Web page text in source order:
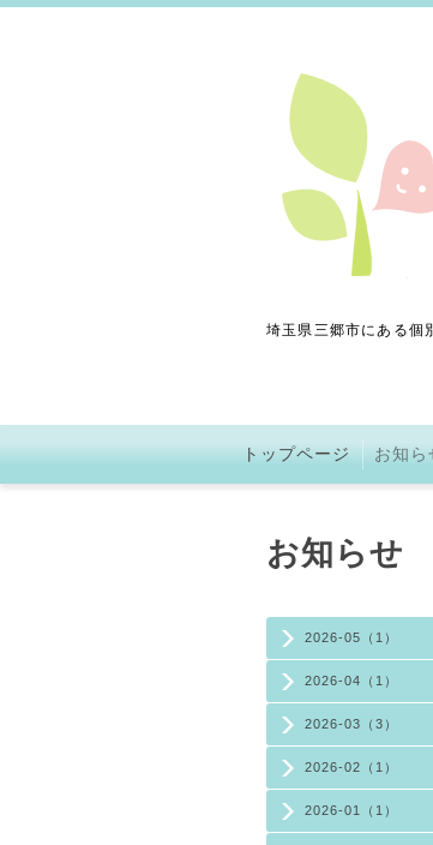
埼玉県三郷市にある個
トップページ お知ら
2026-05（1）
2026-04（1）
2026-03（3）
2026-02（1）
2026-01（1）
お知らせ